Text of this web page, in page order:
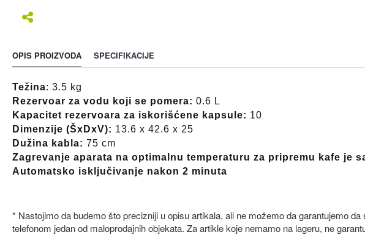
OPIS PROIZVODA SPECIFIKACIJE
Težina: 3.5 kg
Rezervoar za vodu koji se pomera: 0.6 L
Kapacitet rezervoara za iskorišćene kapsule: 10
Dimenzije (ŠxDxV): 13.6 x 42.6 x 25
Dužina kabla: 75 cm
Zagrevanje aparata na optimalnu temperaturu za pripremu kafe je
Automatsko isključivanje nakon 2 minuta
* Nastojimo da budemo što precizniji u opisu artikala, ali ne možemo da garantujemo
telefonom jedan od maloprodajnih objekata. Za artikle koje nemamo na lageru, ne